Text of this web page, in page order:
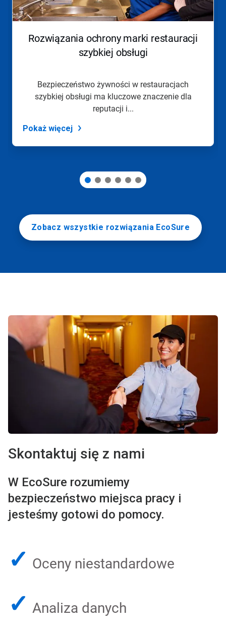
do
nawigacji
lub
Rozwiązania ochrony marki restauracji
szybkiej obsługi
Bezpieczeństwo żywności w restauracjach
szybkiej obsługi ma kluczowe znaczenie dla
reputacji i...
Pokaż więcej
Zobacz wszystkie rozwiązania EcoSure
Skontaktuj się z nami
W EcoSure rozumiemy
bezpieczeństwo miejsca pracy i
jesteśmy gotowi do pomocy.
✓ Oceny niestandardowe
✓ Analiza danych